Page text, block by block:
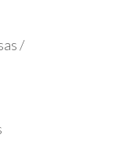
/